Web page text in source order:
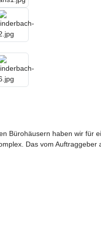
Bürohäusern haben wir
Das vom